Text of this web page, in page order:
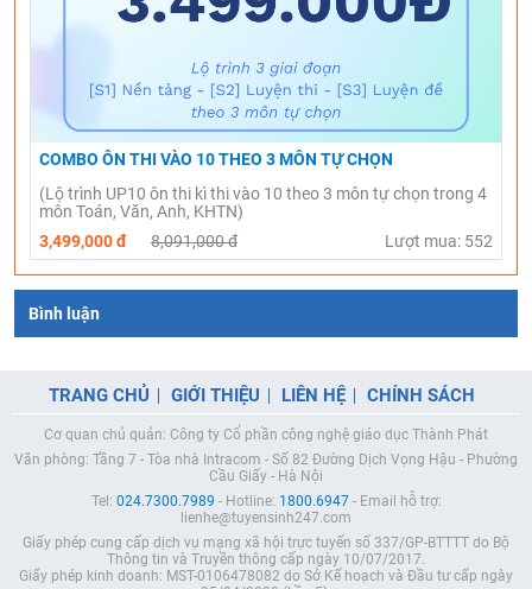
COMBO ÔN THI VÀO 10 THEO 3 MÔN TỰ CHỌN
(Lộ trình UP10 ôn thi kì thi vào 10 theo 3 môn tự chọn trong 4
môn Toán, Văn, Anh, KHTN)
3,499,000 đ
8,091,000 đ Lượt mua: 552
Bình luận
TRANG CHỦ GIỚI THIỆU LIÊN HỆ CHÍNH SÁCH
Cơ quan chủ quản: Công ty Cổ phần công nghệ giáo dục Thành Phát
Văn phòng: Tầng 7 - Tòa nhà Intracom - Số 82 Đường Dịch Vọng Hậu - Phường
Cầu Giấy - Hà Nội
Tel: 024.7300.7989 - Hotline: 1800.6947- Email hỗ trợ:
lienhe@tuyensinh247.com
Giấy phép cung cấp dịch vụ mạng xã hội trực tuyến số 337/GP-BTTTT do Bộ
Thông tin và Truyền thông cấp ngày 10/07/2017.
Giấy phép kinh doanh: MST-0106478082 do Sở Kế hoạch và Đầu tư cấp ngày